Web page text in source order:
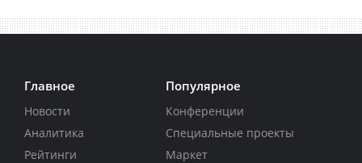
Главное
Новости
Аналитика
Рейтинги
Популярное
Конференции
Специальные проекты
Маркет